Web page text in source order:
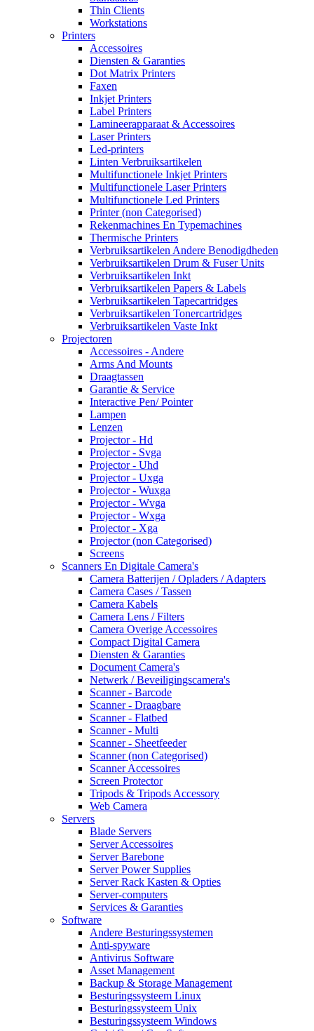
Thin Clients
Workstations
Printers
Accessoires
Diensten & Garanties
Dot Matrix Printers
Faxen
Inkjet Printers
Label Printers
Lamineerapparaat & Accessoires
Laser Printers
Led-printers
Linten Verbruiksartikelen
Multifunctionele Inkjet Printers
Multifunctionele Laser Printers
Multifunctionele Led Printers
Printer (non Categorised)
Rekenmachines En Typemachines
Thermische Printers
Verbruiksartikelen Andere Benodigdheden
Verbruiksartikelen Drum & Fuser Units
Verbruiksartikelen Inkt
Verbruiksartikelen Papers & Labels
Verbruiksartikelen Tapecartridges
Verbruiksartikelen Tonercartridges
Verbruiksartikelen Vaste Inkt
Projectoren
Accessoires - Andere
Arms And Mounts
Draagtassen
Garantie & Service
Interactive Pen/ Pointer
Lampen
Lenzen
Projector - Hd
Projector - Svga
Projector - Uhd
Projector - Uxga
Projector - Wuxga
Projector - Wvga
Projector - Wxga
Projector - Xga
Projector (non Categorised)
Screens
Scanners En Digitale Camera's
Camera Batterijen / Opladers / Adapters
Camera Cases / Tassen
Camera Kabels
Camera Lens / Filters
Camera Overige Accessoires
Compact Digital Camera
Diensten & Garanties
Document Camera's
Netwerk / Beveiligingscamera's
Scanner - Barcode
Scanner - Draagbare
Scanner - Flatbed
Scanner - Multi
Scanner - Sheetfeeder
Scanner (non Categorised)
Scanner Accessoires
Screen Protector
Tripods & Tripods Accessory
Web Camera
Servers
Blade Servers
Server Accessoires
Server Barebone
Server Power Supplies
Server Rack Kasten & Opties
Server-computers
Services & Garanties
Software
Andere Besturingssystemen
Anti-spyware
Antivirus Software
Asset Management
Backup & Storage Management
Besturingssysteem Linux
Besturingssysteem Unix
Besturingssysteem Windows